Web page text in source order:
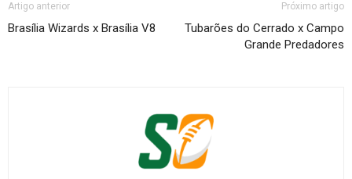
Artigo anterior
Brasília Wizards x Brasília V8
Próximo artigo
Tubarões do Cerrado x Campo
Grande Predadores